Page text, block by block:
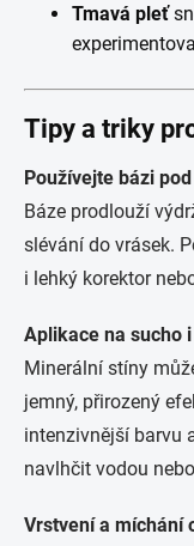
Tmavá pleť
Tipy a triky
Používejte bázi
Báze prodlouží
slévání do vrásek.
i lehký korektor
Aplikace na sucho
Minerální stíny
jemný, přirozený
intenzivnější barvu
navlhčit vodou
Vrstvení a míchání